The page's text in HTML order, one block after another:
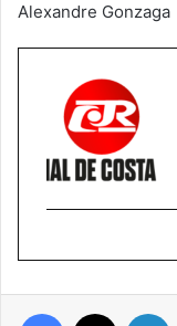
Alexandre Gonzaga
Facebook